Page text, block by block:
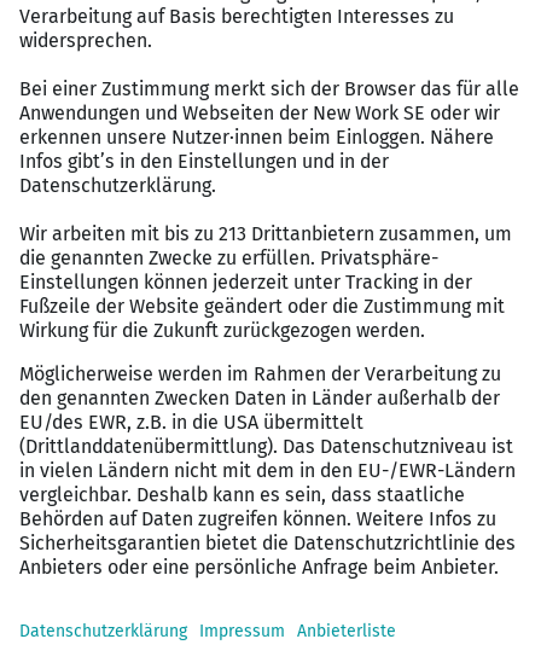
Gute IFRS-Kenntnisse
Umfangreiche SAP-Kenntnisse (BI/BW/BA),
idealerweise als Key User
Strukturierte, ergebnisorientierte und
selbstständige Arbeitsweise
Souveränes Auftreten und gute
Präsentationsfähigkeiten
Fließende Englischkenntnisse und sicherer
Umgang mit MS Office
Wir bieten
Attraktive Vergütung mit umfangreichen
Sozialleistungen
Flexibles Arbeitszeitmodell mit Hybrid-Option
Globales Familienunternehmen mit flachen
Hierarchien und kurzen Entscheidungswegen